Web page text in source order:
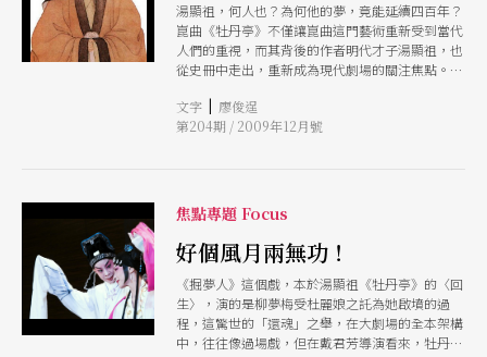
湯顯祖，何人也？為何他的夢，竟能延續四百年？
崑曲《牡丹亭》不僅讓崑曲這門藝術重新受到當代
人們的重視，而其背後的作者明代才子湯顯祖，也
從史冊中走出，重新成為現代劇場的關注焦點。十
「臨川四夢」：《紫釵記》、《牡丹亭》、《南柯
記》、《邯鄲記》四齣為題，邀請現代劇場創作者
文字 | 廖俊逞
第204期 / 2009年12月號
焦點專題 Focus
好個風月兩無功！
《掘夢人》這個戲，本於湯顯祖《牡丹亭》的〈回
生〉，演的是柳夢梅受杜麗娘之託為她啟墳的過
程，這驚世的「還魂」之舉，在大劇場的全本架構
中，往往像過場戲，但在戴君芳導演看來，牡丹亭